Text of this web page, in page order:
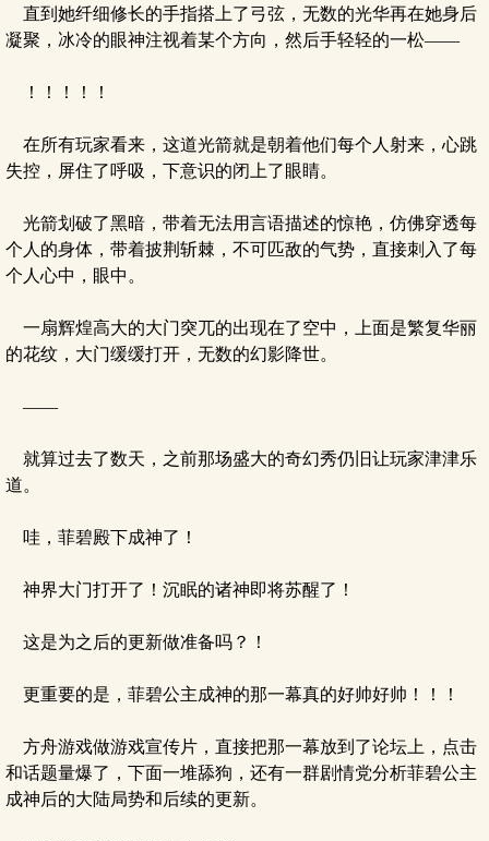
直到她纤细修长的手指搭上了弓弦，无数的光华再在她身后
凝聚，冰冷的眼神注视着某个方向，然后手轻轻的一松——
！！！！！
在所有玩家看来，这道光箭就是朝着他们每个人射来，心跳
失控，屏住了呼吸，下意识的闭上了眼睛。
光箭划破了黑暗，带着无法用言语描述的惊艳，仿佛穿透每
个人的身体，带着披荆斩棘，不可匹敌的气势，直接刺入了每
个人心中，眼中。
一扇辉煌高大的大门突兀的出现在了空中，上面是繁复华丽
的花纹，大门缓缓打开，无数的幻影降世。
——
就算过去了数天，之前那场盛大的奇幻秀仍旧让玩家津津乐
道。
哇，菲碧殿下成神了！
神界大门打开了！沉眠的诸神即将苏醒了！
这是为之后的更新做准备吗？！
更重要的是，菲碧公主成神的那一幕真的好帅好帅！！！
方舟游戏做游戏宣传片，直接把那一幕放到了论坛上，点击
和话题量爆了，下面一堆舔狗，还有一群剧情党分析菲碧公主
成神后的大陆局势和后续的更新。